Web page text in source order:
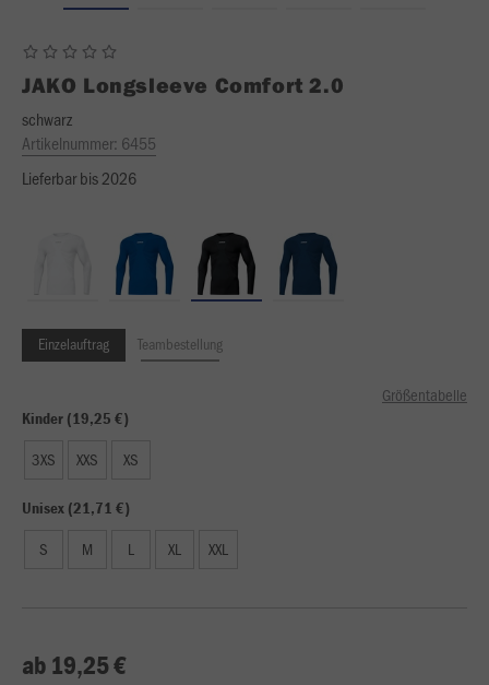
JAKO Longsleeve Comfort 2.0
schwarz
Artikelnummer: 6455
Lieferbar bis 2026
Einzelauftrag Teambestellung
Größentabelle
Kinder (19,25 €)
3XS XXS XS
Unisex (21,71 €)
S M L XL XXL
ab 19,25 €